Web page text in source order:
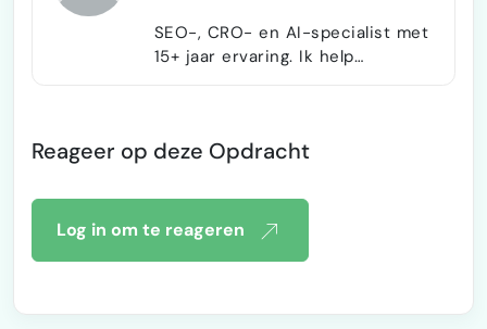
SEO-, CRO- en AI-specialist met
15+ jaar ervaring. Ik help
van Sywebs, een bureau dat
Waar ik voor sta:
Verantwoordelijk voor webshops
Reageer op deze Opdracht
Log in om te reageren